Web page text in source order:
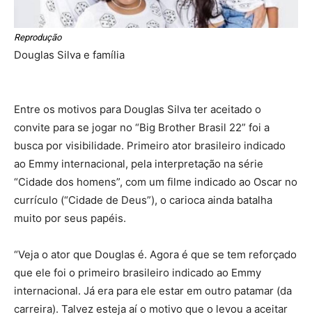
Reprodução
Douglas Silva e família
Entre os motivos para Douglas Silva ter aceitado o
convite para se jogar no “Big Brother Brasil 22” foi a
busca por visibilidade. Primeiro ator brasileiro indicado
ao Emmy internacional, pela interpretação na série
“Cidade dos homens”, com um filme indicado ao Oscar no
currículo (“Cidade de Deus”), o carioca ainda batalha
muito por seus papéis.
“Veja o ator que Douglas é. Agora é que se tem reforçado
que ele foi o primeiro brasileiro indicado ao Emmy
internacional. Já era para ele estar em outro patamar (da
carreira). Talvez esteja aí o motivo que o levou a aceitar